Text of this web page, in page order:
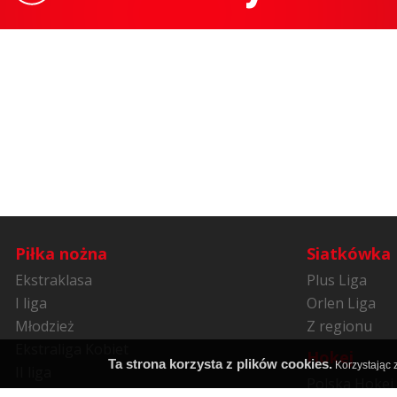
Piłka nożna
Ekstraklasa
I liga
Młodzież
Siatkówka
Plus Liga
Orlen Liga
Z regionu
Hokej
Polska Hokej
Ta strona korzysta z plików cookies. Korzystając